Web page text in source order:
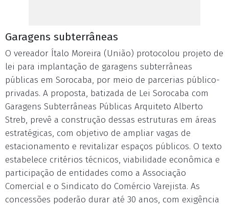
Garagens subterrâneas
O vereador Ítalo Moreira (União) protocolou projeto de
lei para implantação de garagens subterrâneas
públicas em Sorocaba, por meio de parcerias público-
privadas. A proposta, batizada de Lei Sorocaba com
Garagens Subterrâneas Públicas Arquiteto Alberto
Streb, prevê a construção dessas estruturas em áreas
estratégicas, com objetivo de ampliar vagas de
estacionamento e revitalizar espaços públicos. O texto
estabelece critérios técnicos, viabilidade econômica e
participação de entidades como a Associação
Comercial e o Sindicato do Comércio Varejista. As
concessões poderão durar até 30 anos, com exigência